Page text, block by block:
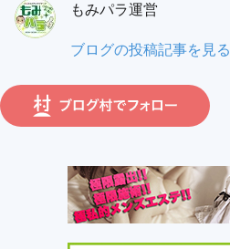
ガ:
もみパラ運営
も
パ
ラ
営:
ブログの投稿記事を見る